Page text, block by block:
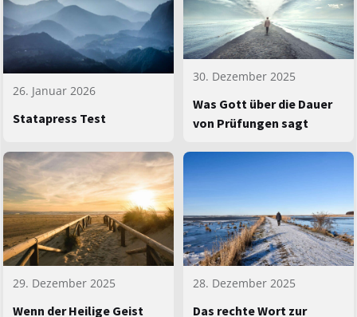
26. Januar 2026
Statapress Test
30. Dezember 2025
Was Gott über die Dauer
von Prüfungen sagt
29. Dezember 2025
Wenn der Heilige Geist
28. Dezember 2025
Das rechte Wort zur